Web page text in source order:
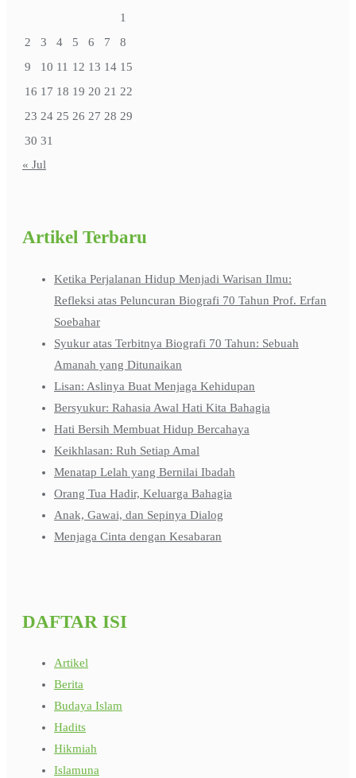
1
2
3 4 5 6 7
8
9
10 11 12 13 14 15
16 17 18 19 20 21 22
23 24 25 26 27 28 29
30 31
« Jul
Artikel Terbaru
Ketika Perjalanan Hidup Menjadi Warisan Ilmu:
Refleksi atas Peluncuran Biografi 70 Tahun Prof. Erfan
Soebahar
Syukur atas Terbitnya Biografi 70 Tahun: Sebuah
Amanah yang Ditunaikan
Lisan: Aslinya Buat Menjaga Kehidupan
Bersyukur: Rahasia Awal Hati Kita Bahagia
Hati Bersih Membuat Hidup Bercahaya
Keikhlasan: Ruh Setiap Amal
Menatap Lelah yang Bernilai Ibadah
Orang Tua Hadir, Keluarga Bahagia
Anak, Gawai, dan Sepinya Dialog
Menjaga Cinta dengan Kesabaran
DAFTAR ISI
Artikel
Berita
Budaya Islam
Hadits
Hikmiah
Islamuna